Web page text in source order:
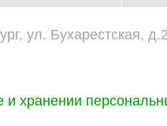
ул. Бухарестская,
и хранении